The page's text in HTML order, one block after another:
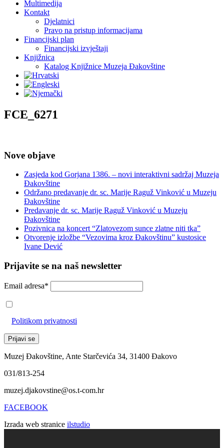
Multimedija
Kontakt
Djelatnici
Pravo na pristup informacijama
Financijski plan
Financijski izvještaji
Knjižnica
Katalog Knjižnice Muzeja Đakovštine
FCE_6271
Nove objave
Zasjeda kod Gorjana 1386. – novi interaktivni sadržaj Muzeja
Đakovštine
Održano predavanje dr. sc. Marije Raguž Vinković u Muzeju
Đakovštine
Predavanje dr. sc. Marije Raguž Vinković u Muzeju
Đakovštine
Pozivnica na koncert “Zlatovezom sunce zlatne niti tka”
Otvorenje izložbe “Vezovima kroz Đakovštinu” kustosice
Ivane Dević
Prijavite se na naš newsletter
Email adresa*
Politikom privatnosti
Muzej Đakovštine, Ante Starčevića 34, 31400 Đakovo
031/813-254
muzej.djakovstine@os.t-com.hr
FACEBOOK
Izrada web stranice ilstudio